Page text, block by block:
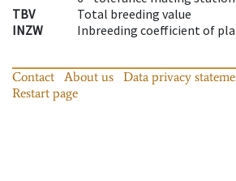
TBV
Total breeding value
INZW
Inbreeding coefficient of
Contact About us Data privacy
Restart page